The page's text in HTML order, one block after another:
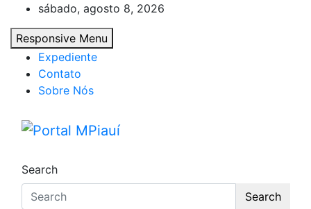
content
sábado, agosto 8, 2026
Responsive Menu
Expediente
Contato
Sobre Nós
Search
Search